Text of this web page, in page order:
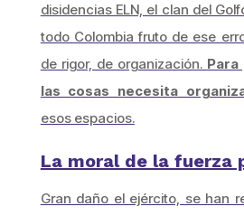
disidencias ELN, el clan del
todo Colombia fruto de ese
de rigor, de organización.
las cosas necesita
esos espacios.
La moral de la fuerza
Gran daño el ejército, se han